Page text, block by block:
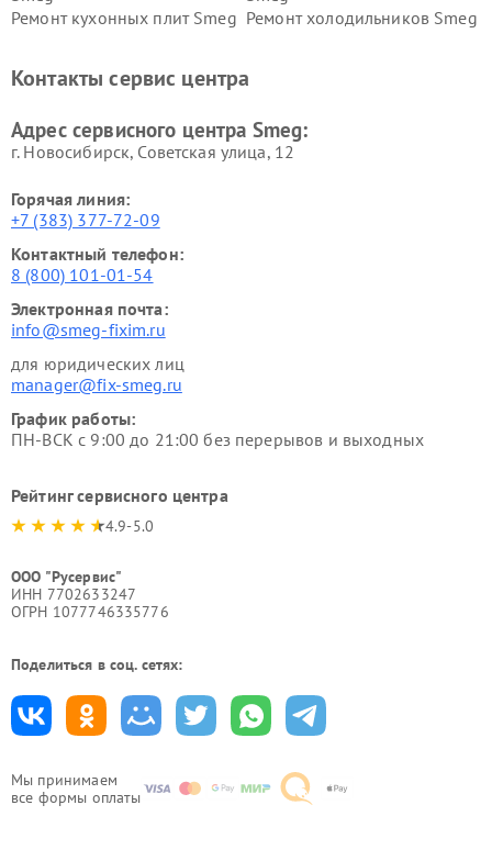
Мы принимаем
все формы оплаты
Ремонт кухонных плит Smeg Ремонт холодильников Smeg
Контакты сервис центра
Адрес сервисного центра Smeg:
г. Новосибирск, Советская улица, 12
Горячая линия:
+7 (383) 377-72-09
Контактный телефон:
8 (800) 101-01-54
Электронная почта:
info@smeg-fixim.ru
для юридических лиц
manager@fix-smeg.ru
График работы:
ПН-ВСК с 9:00 до 21:00 без перерывов и выходных
Рейтинг сервисного центра
4.9-5.0
ООО "Русервис"
ИНН 7702633247
ОГРН 1077746335776
Поделиться в соц. сетях: